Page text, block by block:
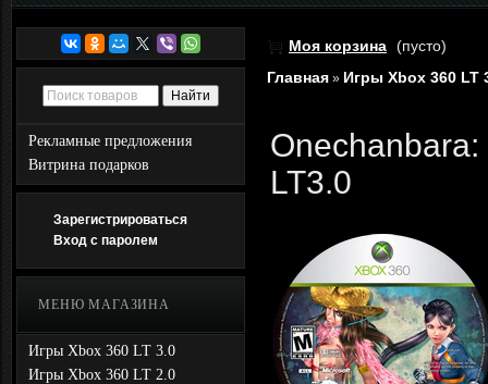
Рекламные предложения
Витрина подарков
Зарегистрироваться
Вход с паролем
МЕНЮ МАГАЗИНА
Игры Xbox 360 LT 3.0
Игры Xbox 360 LT 2.0
Моя корзина (пусто)
Главная » Игры Xbox 360 LT
LT3.0